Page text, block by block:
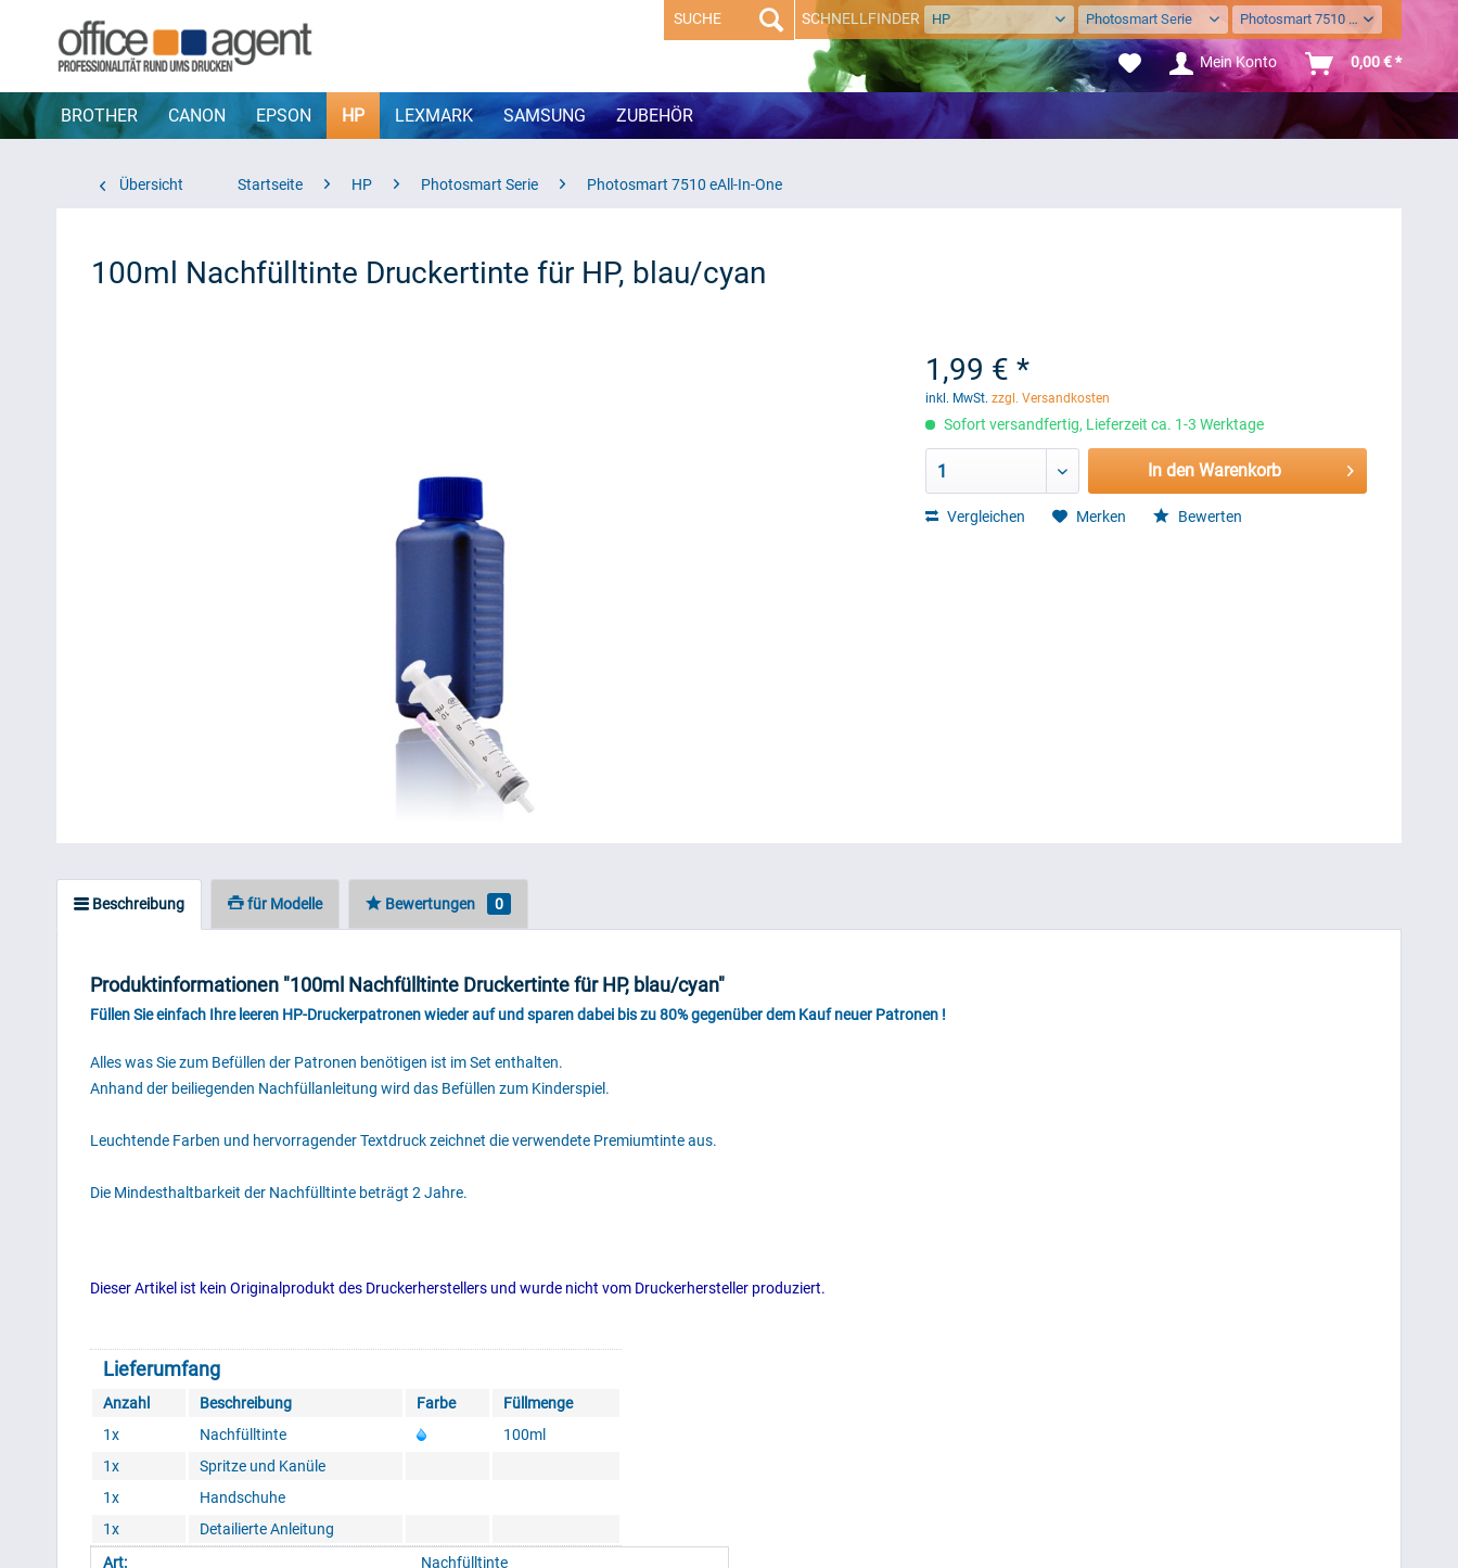
SCHNELLFINDER HP Photosmart Serie Photosmart 7510 eAll-In-One
Mein Konto 0,00 € *
BROTHER CANON EPSON HP LEXMARK SAMSUNG ZUBEHÖR
Übersicht Startseite HP Photosmart Serie Photosmart 7510 eAll-In-One
100ml Nachfülltinte Druckertinte für HP, blau/cyan
1,99 € *
inkl. MwSt. zzgl. Versandkosten
Sofort versandfertig, Lieferzeit ca. 1-3 Werktage
1 In den Warenkorb
Vergleichen Merken Bewerten
Beschreibung für Modelle Bewertungen 0
Produktinformationen "100ml Nachfülltinte Druckertinte für HP, blau/cyan"
Füllen Sie einfach Ihre leeren HP-Druckerpatronen wieder auf und sparen dabei bis zu 80% gegenüber dem Kauf neuer Patronen !
Alles was Sie zum Befüllen der Patronen benötigen ist im Set enthalten.
Anhand der beiliegenden Nachfüllanleitung wird das Befüllen zum Kinderspiel.
Leuchtende Farben und hervorragender Textdruck zeichnet die verwendete Premiumtinte aus.
Die Mindesthaltbarkeit der Nachfülltinte beträgt 2 Jahre.
Dieser Artikel ist kein Originalprodukt des Druckerherstellers und wurde nicht vom Druckerhersteller produziert.
Lieferumfang
Anzahl Beschreibung Farbe
Füllmenge
1x
Nachfülltinte
100ml
1x
Spritze und Kanüle
1x
Handschuhe
1x
Detailierte Anleitung
Art:
Nachfülltinte